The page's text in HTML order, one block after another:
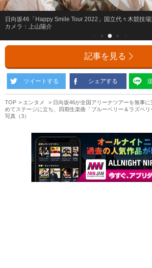
日向坂46「Happy Smile Tour 2022」国立代々木競
カメラ：上山陽介
記事を見る
ツイートする シェアする
TOP エンタメ
日向坂46が全国アリーナツアーを無事
めてステージに立ち、四期生楽曲「ブルーベリー＆ラズベ
写真（3）